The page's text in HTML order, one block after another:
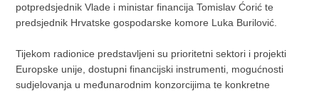
potpredsjednik Vlade i ministar financija Tomislav Ćorić te
predsjednik Hrvatske gospodarske komore Luka Burilović.
Tijekom radionice predstavljeni su prioritetni sektori i projekti
Europske unije, dostupni financijski instrumenti, mogućnosti
sudjelovanja u međunarodnim konzorcijima te konkretne